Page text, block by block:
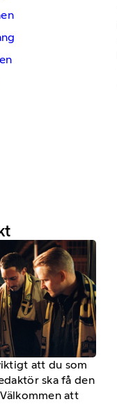
att du som
ska få den
att